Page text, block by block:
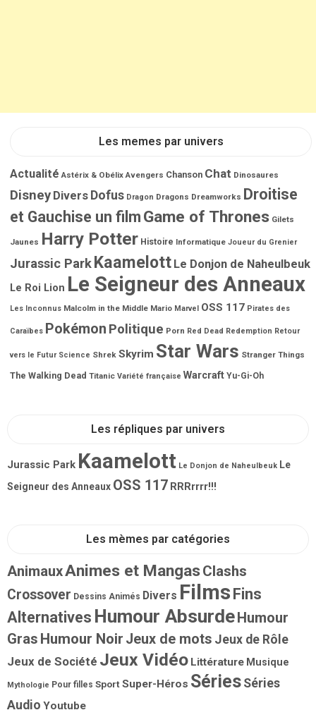
Les memes par univers
Actualité Astérix & Obélix Avengers Chanson Chat Dinosaures
Disney Divers Dofus Dragon Dragons Dreamworks Droitise
et Gauchise un film Game of Thrones Gilets
Jaunes Harry Potter Histoire Informatique Joueur du Grenier
Jurassic ParkKaamelott Le Donjon de Naheulbeuk
Le Roi Lion Le Seigneur des Anneaux
Les Inconnus Malcolm in the Middle Mario Marvel OSS 117 Pirates des
Caraïbes Pokémon Politique Porn Red Dead Redemption Retour
vers le Futur Science Shrek Skyrim Star Wars Stranger Things
The Walking Dead Titanic Variété française Warcraft Yu-Gi-Oh
Les répliques par univers
Jurassic Park Kaamelott Le Donjon de Naheulbeuk Le
Seigneur des Anneaux OSS 117 RRRrrrr!!!
Les mèmes par catégories
AnimauxAnimes et MangasClashs
Crossover Dessins Animés Divers Films Fins
Alternatives Humour AbsurdeHumour
Gras Humour Noir Jeux de mots Jeux de Rôle
Jeux de Société Jeux Vidéo Littérature Musique
Mythologie Pour filles SportSuper-Héros Séries Séries
Audio Youtube